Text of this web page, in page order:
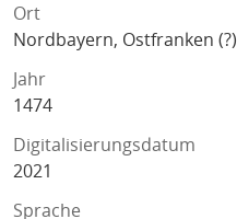
Ort
Nordbayern, Ostfranken (?)
Jahr
1474
Digitalisierungsdatum
2021
Sprache